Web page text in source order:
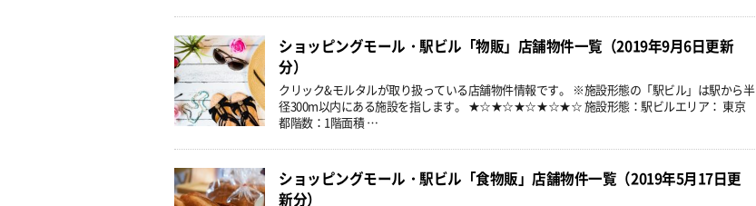
ショッピングモール・駅ビル「物販」店舗物件一覧（2019年9月6日更新
分）
クリック&モルタルが取り扱っている店舗物件情報です。 ※施設形態の「駅ビル」は駅から半
径300m以内にある施設を指します。 ★☆★☆★☆★☆★☆ 施設形態：駅ビルエリア： 東京
都階数：1階面積 …
ショッピングモール・駅ビル「食物販」店舗物件一覧（2019年5月17日更
新分）